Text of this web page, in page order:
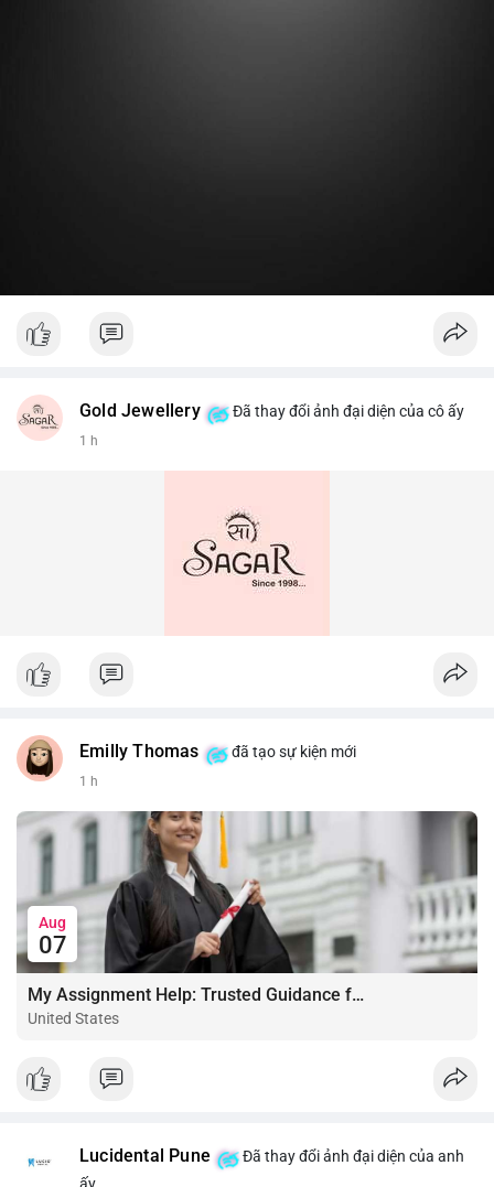
Gold Jewellery Đã thay đổi ảnh đại diện của cô ấy
1 h
Emilly Thomas đã tạo sự kiện mới
1 h
Aug
07
My Assignment Help: Trusted Guidance for Academic Excellence
United States
Lucidental Pune
Đã thay đổi ảnh đại diện của anh
ấy